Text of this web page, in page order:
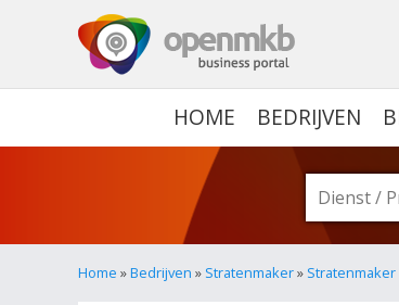
HOME BEDRIJVEN
Home »Bedrijven » Stratenmaker»